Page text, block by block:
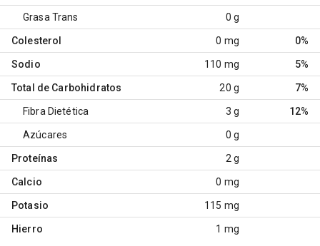
Grasa Trans 0 g
Colesterol 0 mg 0%
Sodio 110 mg 5%
Total de Carbohidratos 20 g 7%
Fibra Dietética 3 g 12%
Azúcares 0 g
Proteínas 2 g
Calcio 0 mg
Potasio 115 mg
Hierro 1 mg